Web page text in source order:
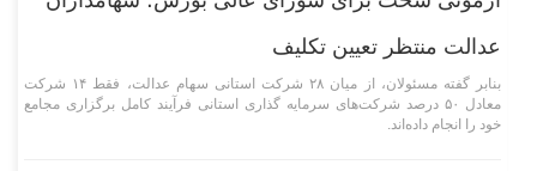
عدالت منتظر تعیین تکلیف
بنابر گفته مسئولان، از میان ۲۸ شرکت استانی سهام عدالت، فقط ۱۴ شرکت
معادل ۵۰ درصد شرکت‌های سرمایه گذاری استانی فرآیند کامل برگزاری مجامع
خود را انجام داده‌اند.